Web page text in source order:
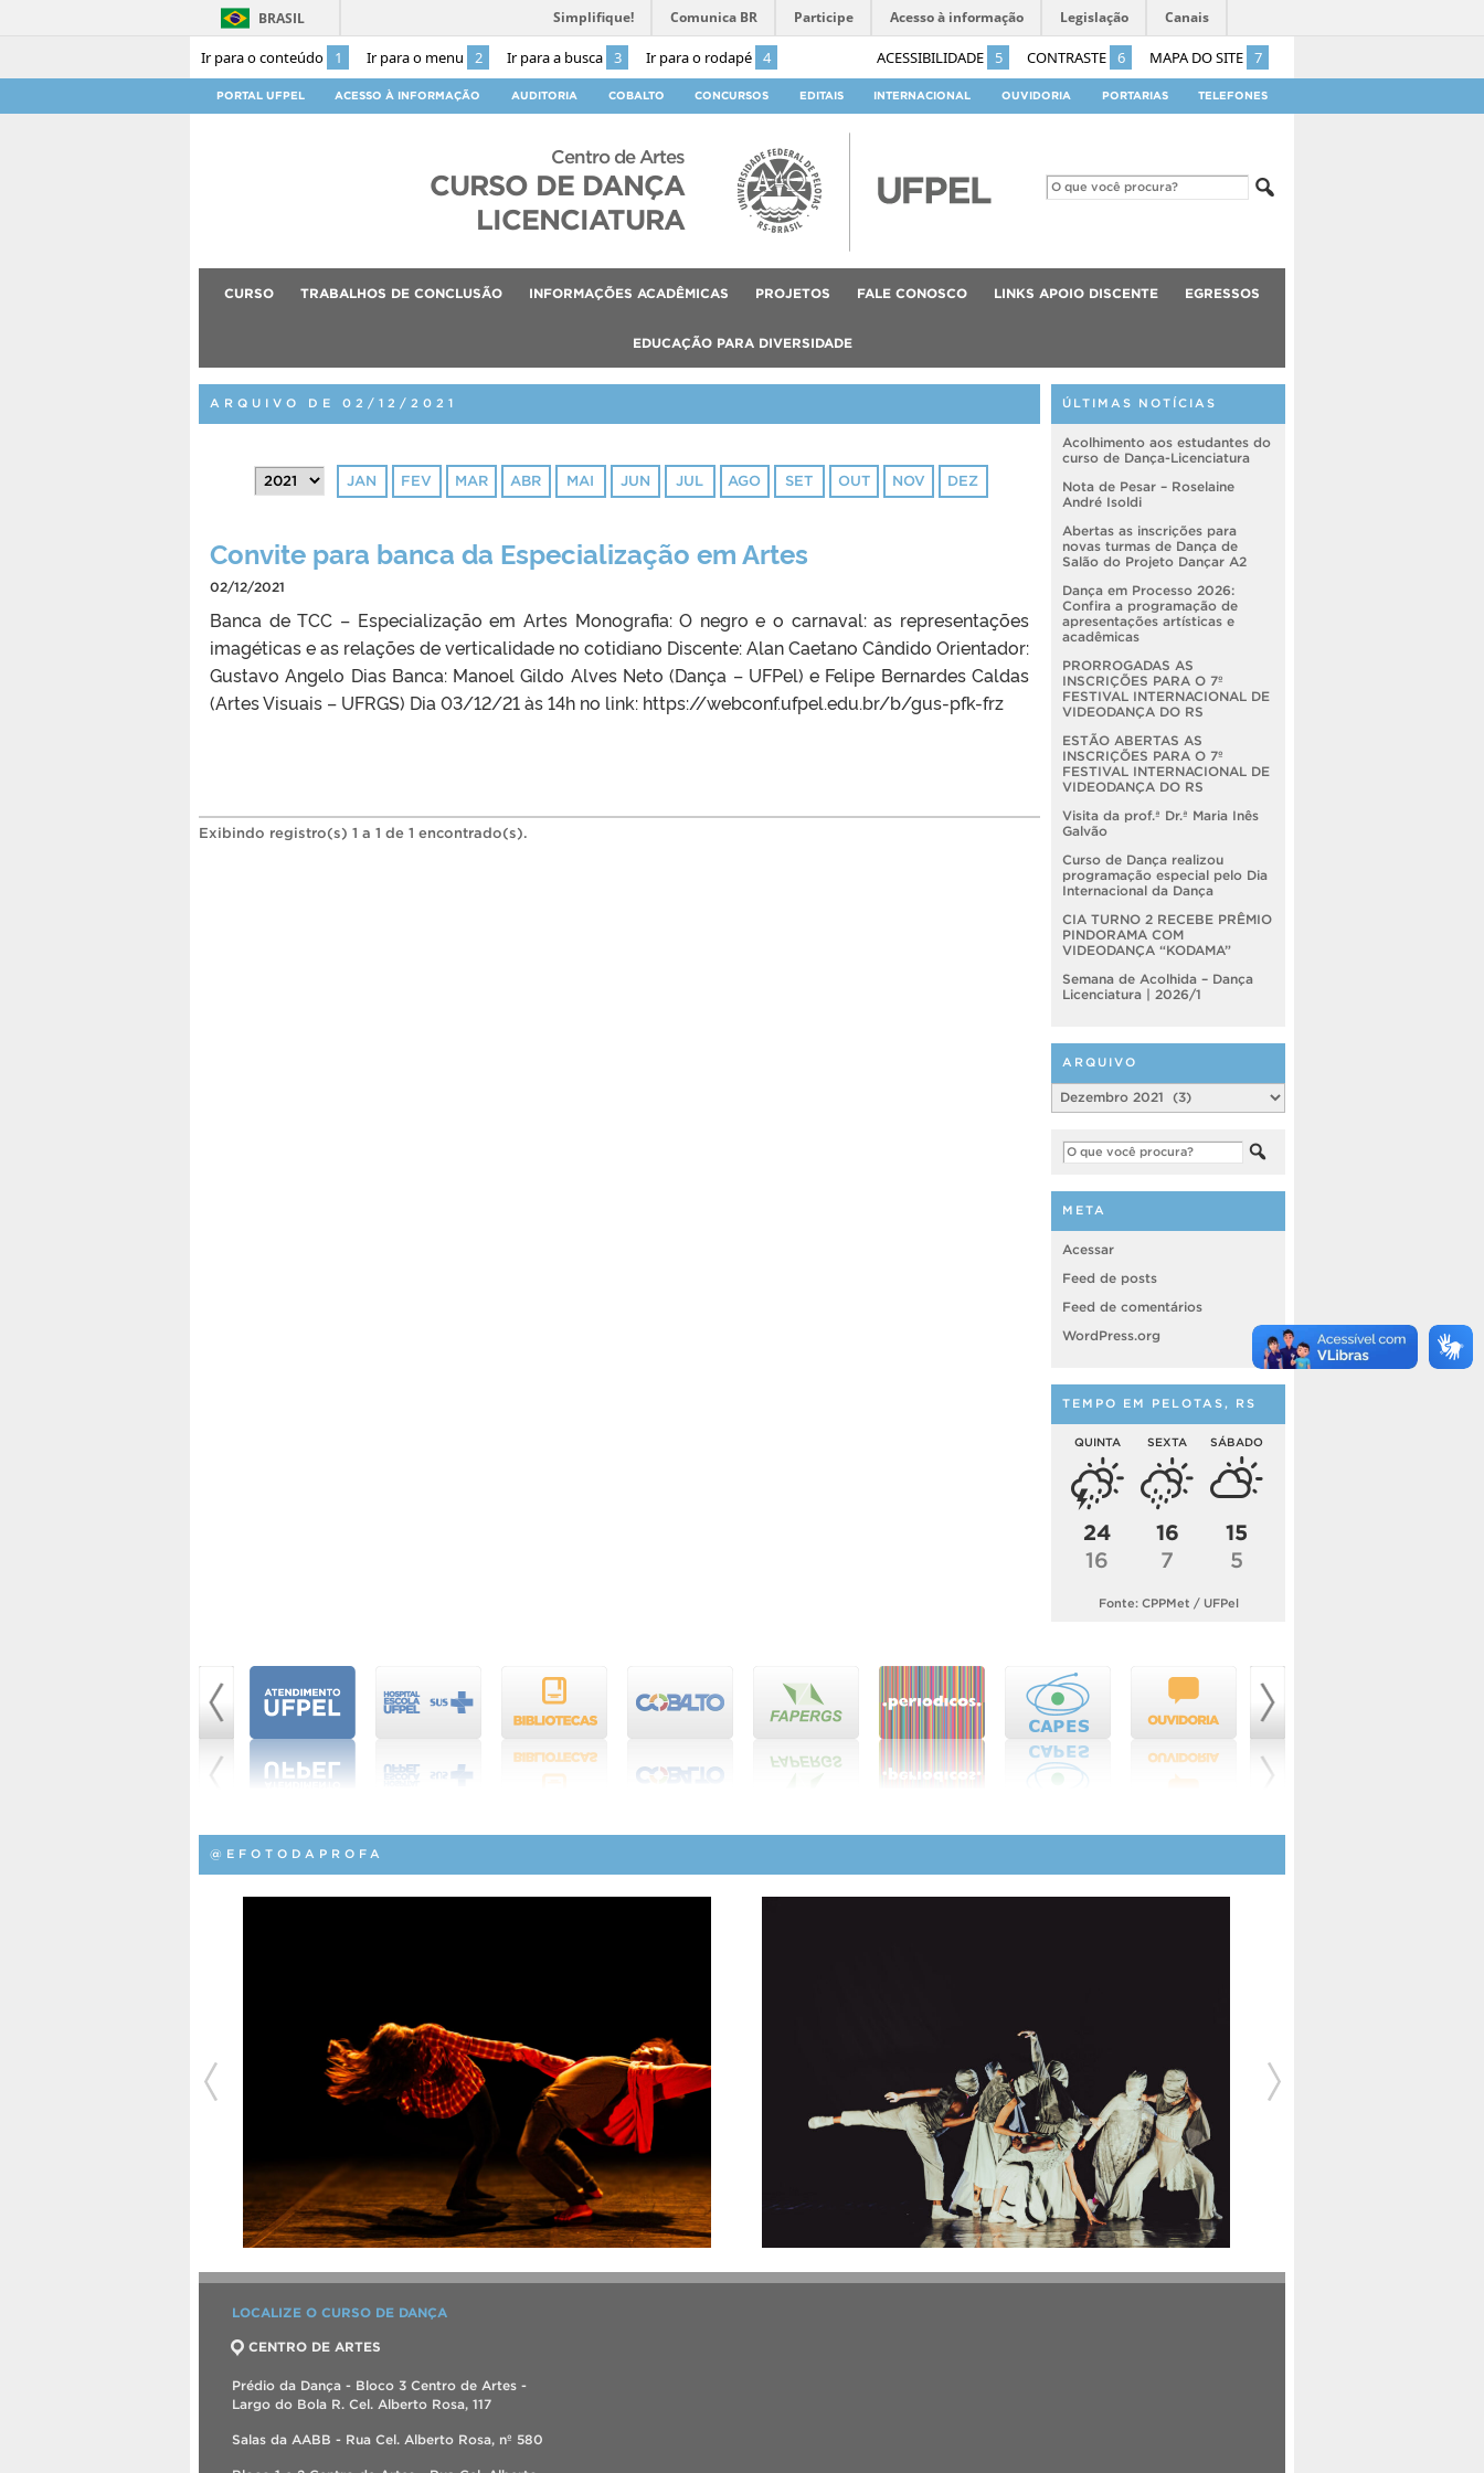
Ir para o conteúdo 1 Ir para o menu 2 Ir para a busca 3 Ir para o rodapé 4 ACESSIBILIDADE 5 CONTRASTE 6 MAPA DO SITE 7
BRASIL Simplifique! Comunica BR Participe Acesso à informação Legislação Canais
PORTAL UFPEL ACESSO À INFORMAÇÃO AUDITORIA COBALTO CONCURSOS EDITAIS INTERNACIONAL OUVIDORIA PORTARIAS TELEFONES
Centro de Artes
CURSO DE DANÇA
LICENCIATURA
CURSO TRABALHOS DE CONCLUSÃO INFORMAÇÕES ACADÊMICAS PROJETOS FALE CONOSCO LINKS APOIO DISCENTE EGRESSOS
EDUCAÇÃO PARA DIVERSIDADE
ARQUIVO DE 02/12/2021
JAN FEV MAR ABR MAI JUN JUL AGO SET OUT NOV DEZ
Convite para banca da Especialização em Artes
02/12/2021
Banca de TCC – Especialização em Artes Monografia: O negro e o carnaval: as representações
imagéticas e as relações de verticalidade no cotidiano Discente: Alan Caetano Cândido Orientador:
Gustavo Angelo Dias Banca: Manoel Gildo Alves Neto (Dança – UFPel) e Felipe Bernardes Caldas
(Artes Visuais – UFRGS) Dia 03/12/21 às 14h no link: https://webconf.ufpel.edu.br/b/gus-pfk-frz
Exibindo registro(s) 1 a 1 de 1 encontrado(s).
ÚLTIMAS NOTÍCIAS
Acolhimento aos estudantes do
curso de Dança-Licenciatura
Nota de Pesar – Roselaine
André Isoldi
Abertas as inscrições para
novas turmas de Dança de
Salão do Projeto Dançar A2
Dança em Processo 2026:
Confira a programação de
apresentações artísticas e
acadêmicas
PRORROGADAS AS
INSCRIÇÕES PARA O 7º
FESTIVAL INTERNACIONAL DE
VIDEODANÇA DO RS
ESTÃO ABERTAS AS
INSCRIÇÕES PARA O 7º
FESTIVAL INTERNACIONAL DE
VIDEODANÇA DO RS
Visita da prof.ª Dr.ª Maria Inês
Galvão
Curso de Dança realizou
programação especial pelo Dia
Internacional da Dança
CIA TURNO 2 RECEBE PRÊMIO
PINDORAMA COM
VIDEODANÇA “KODAMA”
Semana de Acolhida – Dança
Licenciatura | 2026/1
ARQUIVO
Arquivo
META
Acessar
Feed de posts
Feed de comentários
WordPress.org
TEMPO EM PELOTAS, RS
QUINTA
24
16
SEXTA
16
7
SÁBADO
15
5
Fonte: CPPMet / UFPel
@EFOTODAPROFA
LOCALIZE O CURSO DE DANÇA
CENTRO DE ARTES
Prédio da Dança - Bloco 3 Centro de Artes -
Largo do Bola R. Cel. Alberto Rosa, 117
Salas da AABB - Rua Cel. Alberto Rosa, nº 580